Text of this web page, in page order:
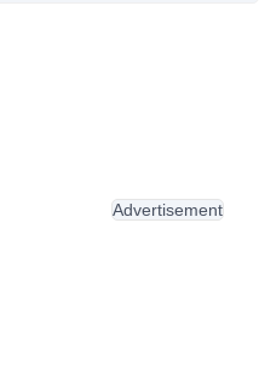
Advertisement